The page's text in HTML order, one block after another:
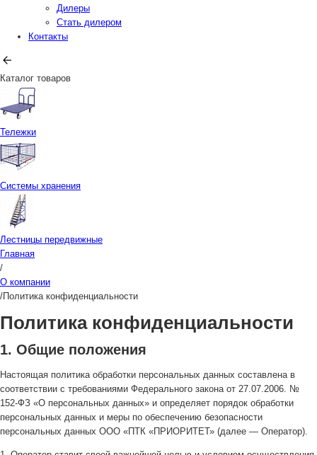
Дилеры
Стать дилером
Контакты
Каталог товаров
Тележки
Системы хранения
Лестницы передвижные
Главная
/
О компании
/Политика конфиденциальности
Политика конфиденциальности
1. Общие положения
Настоящая политика обработки персональных данных составлена в
соответствии с требованиями Федерального закона от 27.07.2006. №
152-ФЗ «О персональных данных» и определяет порядок обработки
персональных данных и меры по обеспечению безопасности
персональных данных ООО «ПТК «ПРИОРИТЕТ» (далее — Оператор).